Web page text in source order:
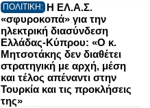
ΠΟΛΙΤΙΚΗ: Η ΕΛ.Α.Σ.
«σφυροκοπά» για την
ηλεκτρική διασύνδεση
Ελλάδας-Κύπρου: «Ο κ.
Μητσοτάκης δεν διαθέτει
στρατηγική με αρχή, μέση
και τέλος απέναντι στην
Τουρκία και τις προκλήσεις
της»